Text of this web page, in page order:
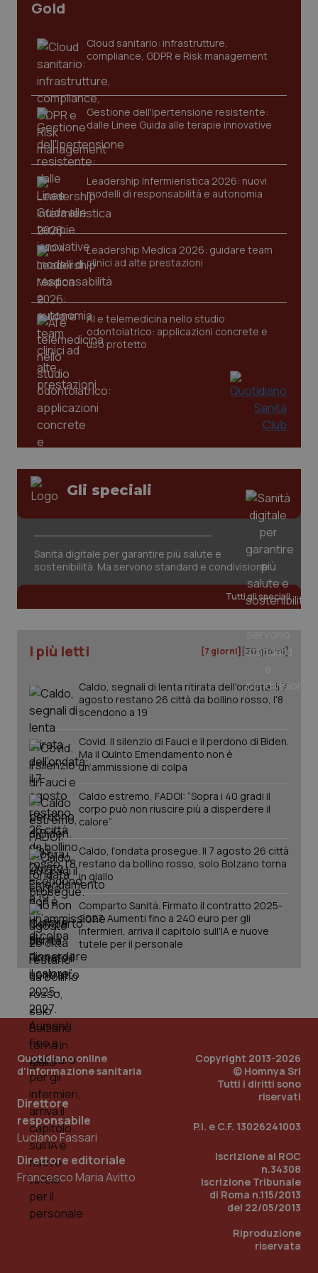
Gold
Cloud sanitario: infrastrutture,
compliance, GDPR e Risk management
Gestione dell'Ipertensione resistente:
dalle Linee Guida alle terapie innovative
Leadership Infermieristica 2026: nuovi
modelli di responsabilità e autonomia
Leadership Medica 2026: guidare team
clinici ad alte prestazioni
AI e telemedicina nello studio
odontoiatrico: applicazioni concrete e
uso protetto
Gli speciali
Sanità digitale per garantire più salute e
sostenibilità. Ma servono standard e condivisione
Tutti gli speciali
I più letti [7 giorni] [30 giorni]
Caldo, segnali di lenta ritirata dell'ondata: il 7
agosto restano 26 città da bollino rosso, l'8
scendono a 19
Covid. Il silenzio di Fauci e il perdono di Biden.
Ma il Quinto Emendamento non è
un’ammissione di colpa
Caldo estremo, FADOI: “Sopra i 40 gradi il
corpo può non riuscire più a disperdere il
calore”
Caldo, l’ondata prosegue. Il 7 agosto 26 città
restano da bollino rosso, solo Bolzano torna
in giallo
Comparto Sanità. Firmato il contratto 2025-
2027. Aumenti fino a 240 euro per gli
infermieri, arriva il capitolo sull'IA e nuove
tutele per il personale
Quotidiano online
d'informazione sanitaria
Direttore
responsabile
Luciano Fassari
Direttore editoriale
Francesco Maria Avitto
Copyright 2013-2026
© Homnya Srl
Tutti i diritti sono
riservati
P.I. e C.F. 13026241003
Iscrizione al ROC
n.34308
Iscrizione Tribunale
di Roma n.115/2013
del 22/05/2013
Riproduzione
riservata
I cookie necessari contribuiscono a rendere fruibile il
sito web abilitandone funzionalità di base quali la
funzionare correttamente senza questi cookie.
Nome
VISITOR_PRIVACY_METADATA
CookieScriptConsent
CookieScript
www.quotidianosanita.it
tracking-sites-ironfish-
www.quotidianosanita.it
2
www.quotidianosanita.it
2
_ga
Google LLC
PHPSESSID
PHP.net